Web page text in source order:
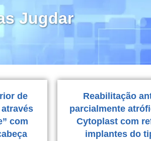
Jugdar
de
com
Reabilitação
parcialmente
Cytoplast com
implantes do